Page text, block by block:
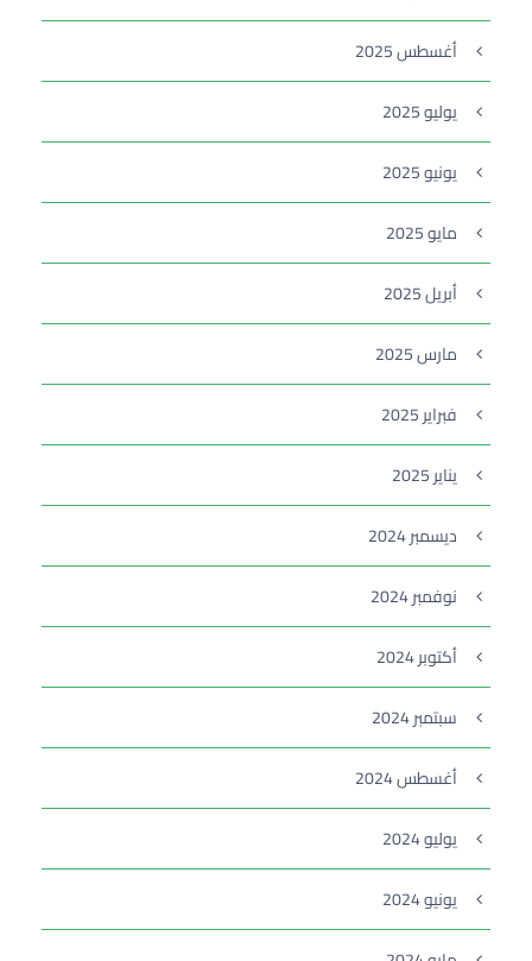
أغسطس 2025
يوليو 2025
يونيو 2025
مايو 2025
أبريل 2025
مارس 2025
فبراير 2025
يناير 2025
ديسمبر 2024
نوفمبر 2024
أكتوبر 2024
سبتمبر 2024
أغسطس 2024
يوليو 2024
يونيو 2024